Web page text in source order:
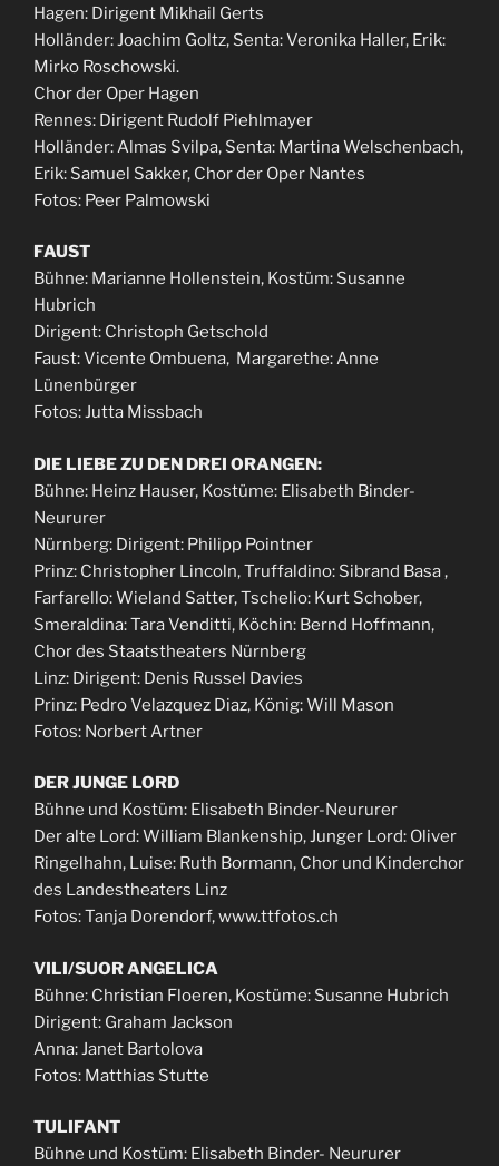
Hagen: Dirigent Mikhail Gerts
Holländer: Joachim Goltz, Senta: Veronika Haller, Erik:
Mirko Roschowski.
Chor der Oper Hagen
Rennes: Dirigent Rudolf Piehlmayer
Holländer: Almas Svilpa, Senta: Martina Welschenbach,
Erik: Samuel Sakker, Chor der Oper Nantes
Fotos: Peer Palmowski
FAUST
Bühne: Marianne Hollenstein, Kostüm: Susanne
Hubrich
Dirigent: Christoph Getschold
Faust: Vicente Ombuena, Margarethe: Anne
Lünenbürger
Fotos: Jutta Missbach
DIE LIEBE ZU DEN DREI ORANGEN:
Bühne: Heinz Hauser, Kostüme: Elisabeth Binder-
Neururer
Nürnberg: Dirigent: Philipp Pointner
Prinz: Christopher Lincoln, Truffaldino: Sibrand Basa ,
Farfarello: Wieland Satter, Tschelio: Kurt Schober,
Smeraldina: Tara Venditti, Köchin: Bernd Hoffmann,
Chor des Staatstheaters Nürnberg
Linz: Dirigent: Denis Russel Davies
Prinz: Pedro Velazquez Diaz, König: Will Mason
Fotos: Norbert Artner
DER JUNGE LORD
Bühne und Kostüm: Elisabeth Binder-Neururer
Der alte Lord: William Blankenship, Junger Lord: Oliver
Ringelhahn, Luise: Ruth Bormann, Chor und Kinderchor
des Landestheaters Linz
Fotos: Tanja Dorendorf, www.ttfotos.ch
VILI/SUOR ANGELICA
Bühne: Christian Floeren, Kostüme: Susanne Hubrich
Dirigent: Graham Jackson
Anna: Janet Bartolova
Fotos: Matthias Stutte
TULIFANT
Bühne und Kostüm: Elisabeth Binder- Neururer